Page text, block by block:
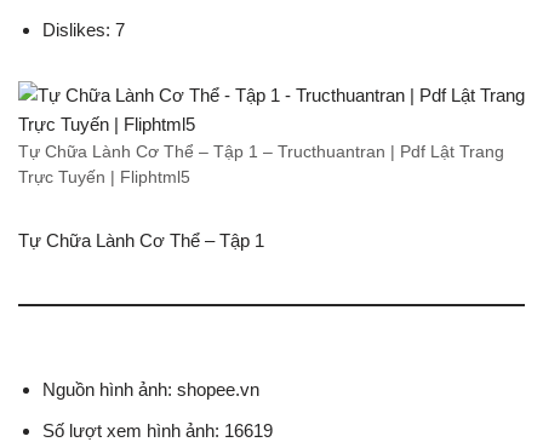
Dislikes: 7
Tự Chữa Lành Cơ Thể – Tập 1 – Tructhuantran | Pdf Lật Trang
Trực Tuyến | Fliphtml5
Tự Chữa Lành Cơ Thể – Tập 1
Nguồn hình ảnh: shopee.vn
Số lượt xem hình ảnh: 16619